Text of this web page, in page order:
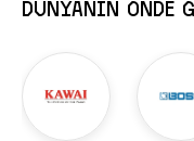
DÜNYANIN ÖNDE